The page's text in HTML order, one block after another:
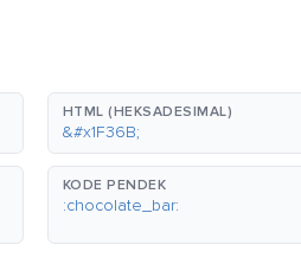
HTML (HEKSADESIMAL)
&#x1F36B;
KODE PENDEK
:chocolate_bar: